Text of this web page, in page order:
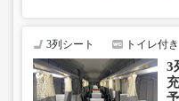
3列シート トイレ付き
3